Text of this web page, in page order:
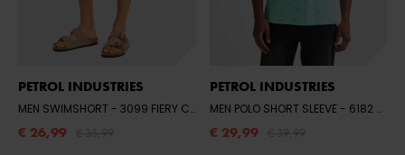
PETROL INDUSTRIES
MEN SWIMSHORT - 3099 FIERY CORAL
€ 26,99
PETROL INDUSTRIES
MEN POLO SHORT SLEEVE - 6182 GREEN AQUA
€ 29,99